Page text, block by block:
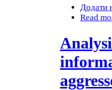
Додати
Read